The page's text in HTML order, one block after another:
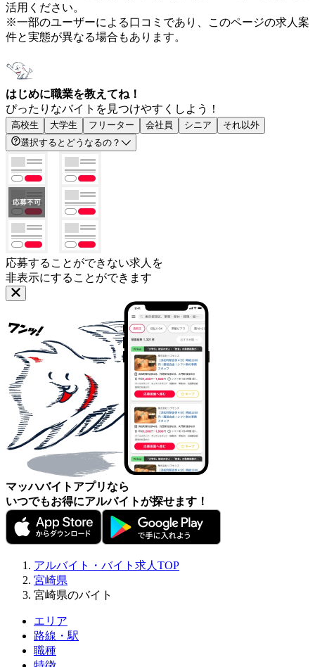
活用ください。
※一部のユーザーによる口コミであり、このページの求人案
件と実態が異なる場合もあります。
はじめに職業を教えてね！
ぴったりなバイトを見つけやすくしよう！
高校生 大学生 フリーター 会社員 シニア
それ以外
選択するとどうなるの？
応募することができない求人を
非表示にすることができます
マッハバイトアプリなら
いつでもお得にアルバイトが探せます！
アルバイト・バイト求人TOP
宮崎県
宮崎県のバイト
エリア
路線・駅
職種